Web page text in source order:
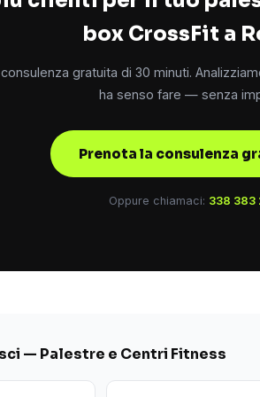
box CrossFit a
gratuita di 30 minuti.
ha senso fare — senza
Prenota la consulenza
Oppure chiamaci: 338 383
— Palestre e Centri Fitness